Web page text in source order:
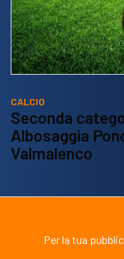
CALCIO
Seconda
Albosaggia
Valmalenco
Per la tua